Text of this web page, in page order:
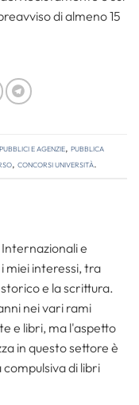
di almeno 15
e agenzie, Pubblica
, concorsi università.
e
miei interessi, tra
e la scrittura.
nei vari rami
e libri, ma l'aspetto
in questo settore è
di libri